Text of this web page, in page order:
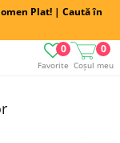
Plat! | Caută în
Favorite
0
Coșul meu
0